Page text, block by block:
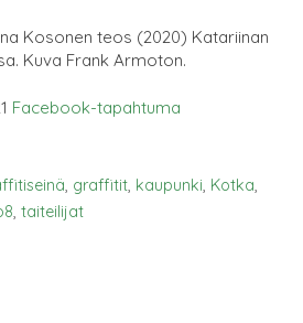
Kosonen teos (2020) Katariinan
Kuva Frank Armoton.
Facebook-tapahtuma
, graffitit, kaupunki, Kotka,
, taiteilijat